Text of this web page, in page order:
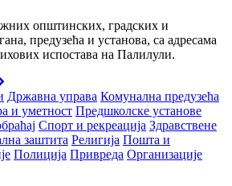
општинских, градских и
предузећа и установа, са адресама
испостава на Палилули.
Државна управа Комунална предузећа
и уметност Предшколске установе
Спорт и рекреација Здравствене
заштита Религија Пошта и
Полиција Привреда Организације